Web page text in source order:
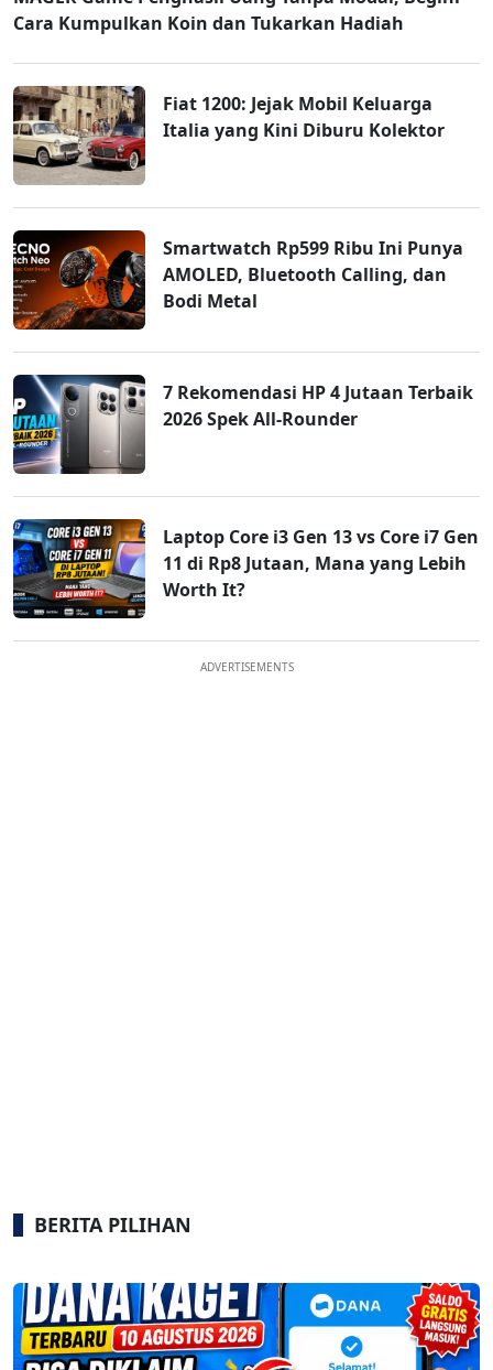
Cara Kumpulkan Koin dan Tukarkan Hadiah
Fiat 1200: Jejak Mobil Keluarga
Italia yang Kini Diburu Kolektor
Smartwatch Rp599 Ribu Ini Punya
AMOLED, Bluetooth Calling, dan
Bodi Metal
7 Rekomendasi HP 4 Jutaan Terbaik
2026 Spek All-Rounder
Laptop Core i3 Gen 13 vs Core i7 Gen
11 di Rp8 Jutaan, Mana yang Lebih
Worth It?
ADVERTISEMENTS
BERITA PILIHAN